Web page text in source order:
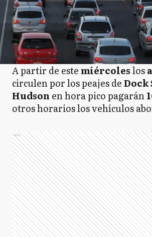
A partir de este miércoleslos
circulen por los peajes deDock
Hudson en hora pico pagarán
otros horarios los vehículos
Ads